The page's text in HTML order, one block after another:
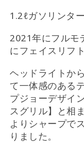
1.2ℓガソリンタ
2021年にフルモ
にフェイスリフ
ヘッドライトか
て一体感のある
プジョーデザイ
スグリル】と相ま
よりシャープで
りました。